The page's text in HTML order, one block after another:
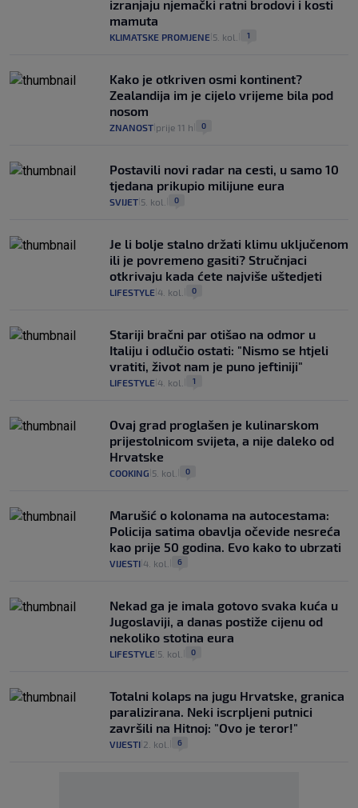
izranjaju njemački ratni brodovi i kosti
mamuta
KLIMATSKE PROMJENE 5. kol. 1
Kako je otkriven osmi kontinent?
Zealandija im je cijelo vrijeme bila pod
nosom
ZNANOST prije 11 h 0
Postavili novi radar na cesti, u samo 10
tjedana prikupio milijune eura
SVIJET 5. kol. 0
Je li bolje stalno držati klimu uključenom
ili je povremeno gasiti? Stručnjaci
otkrivaju kada ćete najviše uštedjeti
LIFESTYLE 4. kol. 0
Stariji bračni par otišao na odmor u
Italiju i odlučio ostati: "Nismo se htjeli
vratiti, život nam je puno jeftiniji"
LIFESTYLE 4. kol. 1
Ovaj grad proglašen je kulinarskom
prijestolnicom svijeta, a nije daleko od
Hrvatske
COOKING 5. kol. 0
Marušić o kolonama na autocestama:
Policija satima obavlja očevide nesreća
kao prije 50 godina. Evo kako to ubrzati
VIJESTI 4. kol. 6
Nekad ga je imala gotovo svaka kuća u
Jugoslaviji, a danas postiže cijenu od
nekoliko stotina eura
LIFESTYLE 5. kol. 0
Totalni kolaps na jugu Hrvatske, granica
paralizirana. Neki iscrpljeni putnici
završili na Hitnoj: "Ovo je teror!"
VIJESTI 2. kol. 6